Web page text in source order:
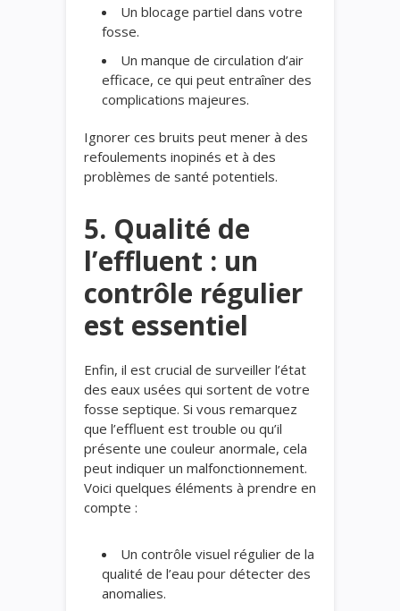
Un blocage partiel dans votre
fosse.
Un manque de circulation d’air
efficace, ce qui peut entraîner des
complications majeures.
Ignorer ces bruits peut mener à des
refoulements inopinés et à des
problèmes de santé potentiels.
5. Qualité de
l’effluent : un
contrôle régulier
est essentiel
Enfin, il est crucial de surveiller l’état
des eaux usées qui sortent de votre
fosse septique. Si vous remarquez
que l’effluent est trouble ou qu’il
présente une couleur anormale, cela
peut indiquer un malfonctionnement.
Voici quelques éléments à prendre en
compte :
Un contrôle visuel régulier de la
qualité de l’eau pour détecter des
anomalies.